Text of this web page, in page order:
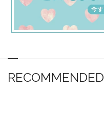
RECOMMENDED